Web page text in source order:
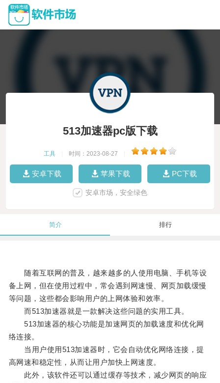
513加速器pc版下载
工具 时间：2023-08-27
安卓下载 苹果下载 PC下载
安卓市场，安全绿色
简介 排行
随着互联网的普及，越来越多的人使用电脑、手机等设
备上网，但在使用过程中，常会遇到网速慢、网页加载缓慢
等问题，这些都会影响用户的上网体验和效率。
而513加速器就是一款解决这些问题的实用工具。
513加速器的核心功能是加速网页的加载速度和优化网
络连接。
当用户使用513加速器时，它会自动优化网络连接，提
高网速和稳定性，从而让用户加快上网速度。
此外，该软件还可以通过缓存等技术，减少网页的响应